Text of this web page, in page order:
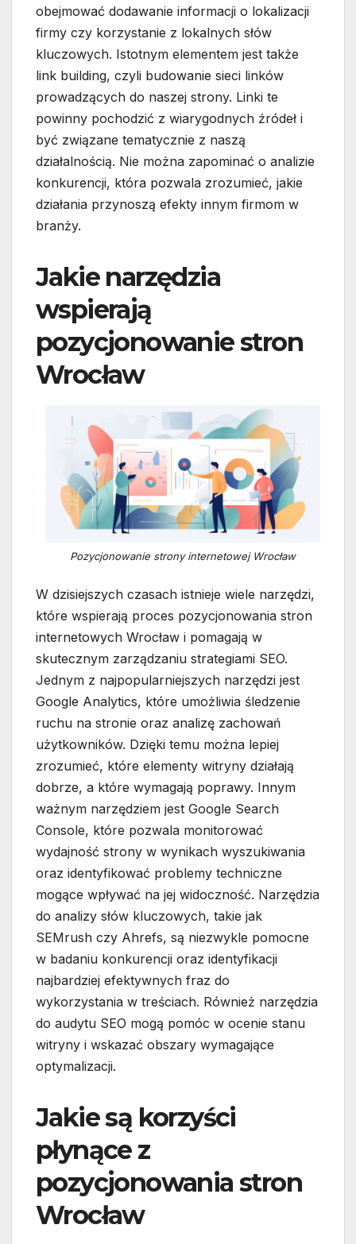
obejmować dodawanie informacji o lokalizacji
firmy czy korzystanie z lokalnych słów
kluczowych. Istotnym elementem jest także
link building, czyli budowanie sieci linków
prowadzących do naszej strony. Linki te
powinny pochodzić z wiarygodnych źródeł i
być związane tematycznie z naszą
działalnością. Nie można zapominać o analizie
konkurencji, która pozwala zrozumieć, jakie
działania przynoszą efekty innym firmom w
branży.
Jakie narzędzia
wspierają
pozycjonowanie stron
Wrocław
Pozycjonowanie strony internetowej Wrocław
W dzisiejszych czasach istnieje wiele narzędzi,
które wspierają proces pozycjonowania stron
internetowych Wrocław i pomagają w
skutecznym zarządzaniu strategiami SEO.
Jednym z najpopularniejszych narzędzi jest
Google Analytics, które umożliwia śledzenie
ruchu na stronie oraz analizę zachowań
użytkowników. Dzięki temu można lepiej
zrozumieć, które elementy witryny działają
dobrze, a które wymagają poprawy. Innym
ważnym narzędziem jest Google Search
Console, które pozwala monitorować
wydajność strony w wynikach wyszukiwania
oraz identyfikować problemy techniczne
mogące wpływać na jej widoczność. Narzędzia
do analizy słów kluczowych, takie jak
SEMrush czy Ahrefs, są niezwykle pomocne
w badaniu konkurencji oraz identyfikacji
najbardziej efektywnych fraz do
wykorzystania w treściach. Również narzędzia
do audytu SEO mogą pomóc w ocenie stanu
witryny i wskazać obszary wymagające
optymalizacji.
Jakie są korzyści
płynące z
pozycjonowania stron
Wrocław